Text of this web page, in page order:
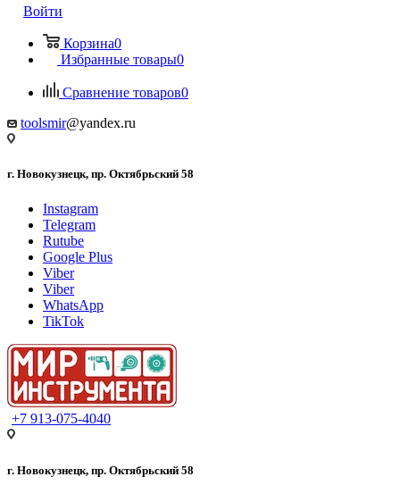
Войти
Корзина0
Избранные товары0
Сравнение товаров0
toolsmir@yandex.ru
г. Новокузнецк, пр. Октябрьский 58
Instagram
Telegram
Rutube
Google Plus
Viber
Viber
WhatsApp
TikTok
+7 913-075-4040
г. Новокузнецк, пр. Октябрьский 58